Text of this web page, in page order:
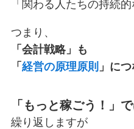
「関わる人たちの持続的
つまり、
「会計戦略」も
「 経営の原理原則 」に
「もっと稼ごう！」
繰り返しますが